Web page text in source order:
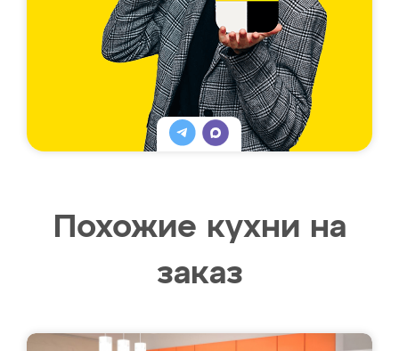
Похожие кухни на
заказ